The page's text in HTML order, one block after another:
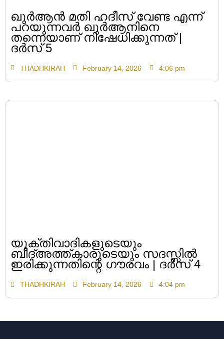
ഖുർആൻ മതി ഹദീസ് വേണ്ട എന്ന്
പറയുന്നവർ ഖുർആനിനെ
തന്നെയാണ് നിഷേധിക്കുന്നത് |
ദർസ് 5
THADHKIRAH February 14, 2026 4:06 pm
യുക്തിവാദികളുടെയും
ബിദ്അത്ത്കാരുടെയും സദസ്സിൽ
ഇരിക്കുന്നതിന്റെ ഗൗരവം | ദർസ് 4
THADHKIRAH February 14, 2026 4:04 pm